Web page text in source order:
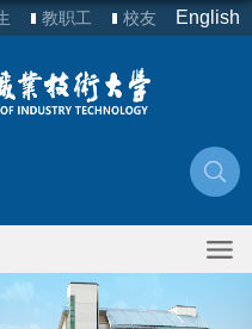
教职工 校友 English